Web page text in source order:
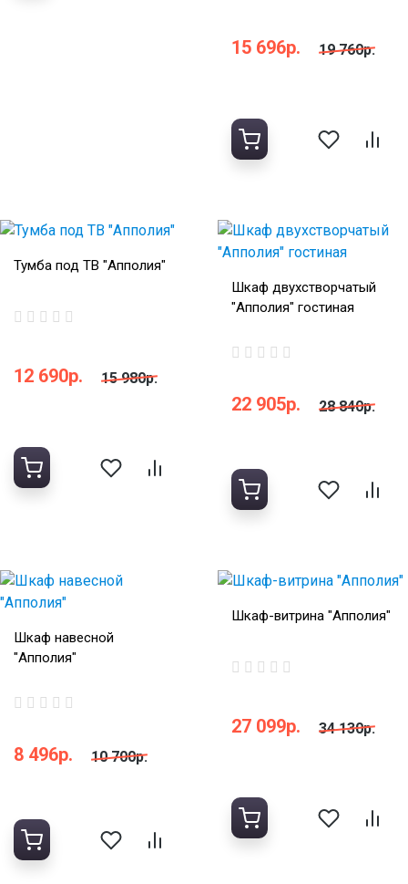
15 696р. 19 760р.
Тумба под ТВ "Апполия"
12 690р. 15 980р.
Шкаф двухстворчатый
"Апполия" гостиная
22 905р. 28 840р.
Шкаф навесной
"Апполия"
8 496р. 10 700р.
Шкаф-витрина "Апполия"
27 099р. 34 130р.